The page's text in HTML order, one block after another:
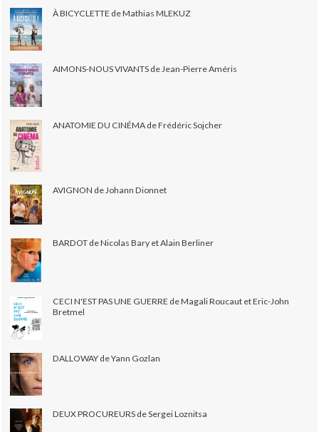
À BICYCLETTE de Mathias MLEKUZ
AIMONS-NOUS VIVANTS de Jean-Pierre Améris
ANATOMIE DU CINÉMA de Frédéric Sojcher
AVIGNON de Johann Dionnet
BARDOT de Nicolas Bary et Alain Berliner
CECI N'EST PAS UNE GUERRE de Magali Roucaut et Eric-John
Bretmel
DALLOWAY de Yann Gozlan
DEUX PROCUREURS de Sergei Loznitsa